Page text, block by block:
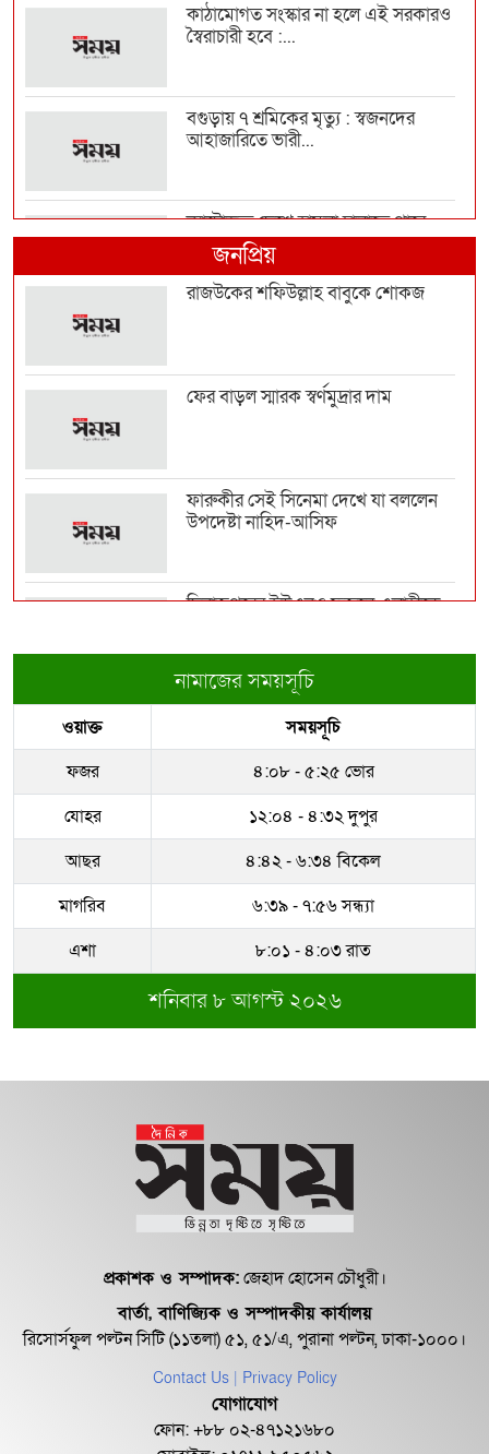
কাঠামোগত সংস্কার না হলে এই সরকারও
স্বৈরাচারী হবে :...
বগুড়ায় ৭ শ্রমিকের মৃত্যু : স্বজনদের
আহাজারিতে ভারী...
ন্যাটোভুক্ত দেশে হামলা চালাতে পারে
রাশিয়া
প্রথম শ্রেণিতে লটারি, অন্য সব শ্রেণিতে
সবাইকে তল্লাশির নির্দে...
‘মানুষ তোমাকে নিয়ে হিংসা করবে, এটাই
স্বাভাবিক’; জর...
রাষ্ট্রপতি নির্বাচন ২০ আগস্ট
জনপ্রিয়
রাজউকের শফিউল্লাহ বাবুকে শোকজ
ফের বাড়ল স্মারক স্বর্ণমুদ্রার দাম
ফারুকীর সেই সিনেমা দেখে যা বললেন
উপদেষ্টা নাহিদ-আসিফ
দিনাজপুরের ইউএনও ফজলে এলাহীকে
রাজউকের ইমারত পরিদর্শক বাপ্পিকে
জোন-৮ এ বদলী
ধরাকে সরা জ্ঞান করেন উমেদার রানা
সম্পদের পাহাড় গড়েছেন নকল নবিশ
আতাউর রহমান
অবশেষে বরখাস্ত রাজউকের শফিউল্লাহ
১৮ জুলাই সব মোবাইল গ্রাহকরা পাবেন
১ জিবি ফ্রি ইন্টারনেট
শেরে বাংলা বালিকা মহাবিদ্যালয়ে ‘নিয়ম
নামাজের সময়সূচি
ওয়াক্ত
সময়সূচি
ফজর
৪:০৮ - ৫:২৫ ভোর
যোহর
১২:০৪ - ৪:৩২ দুপুর
আছর
৪:৪২ - ৬:৩৪ বিকেল
মাগরিব
৬:৩৯ - ৭:৫৬ সন্ধ্যা
এশা
৮:০১ - ৪:০৩ রাত
শনিবার ৮ আগস্ট ২০২৬
প্রকাশক ও সম্পাদক:জেহাদ হোসেন চৌধুরী।
বার্তা, বাণিজ্যিক ও সম্পাদকীয় কার্যালয়
রিসোর্সফুল পল্টন সিটি (১১তলা) ৫১, ৫১/এ, পুরানা পল্টন, ঢাকা-১০০০।
Contact Us | Privacy Policy
যোগাযোগ
ফোন: +৮৮ ০২-৪৭১২১৬৮০